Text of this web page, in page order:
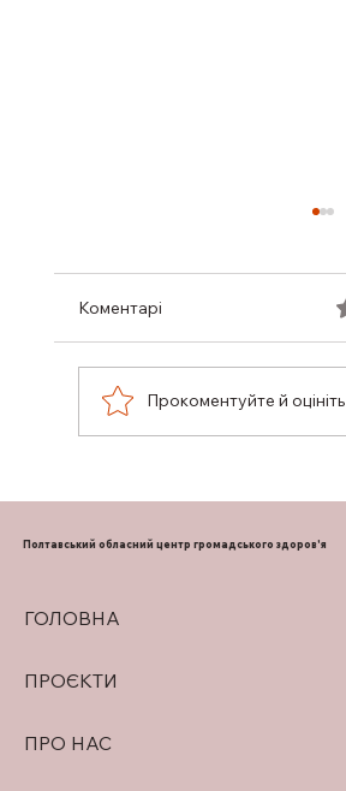
Коментарі
Прокоментуйте й оцініть
ГОЛОВНА
ПРОЄКТИ
ПРО НАС
Полтавський обласний центр громадського здоров'я